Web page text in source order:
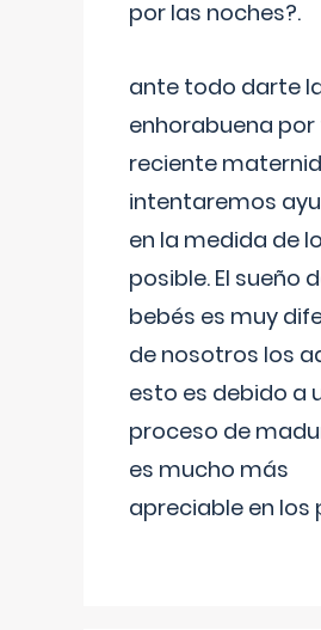
por las noches?.
ante todo darte
enhorabuena por
reciente
intentaremos
en la medida de lo
posible. El sueño
bebés es muy
de nosotros los
esto es debido a
proceso de
es mucho más
apreciable en los